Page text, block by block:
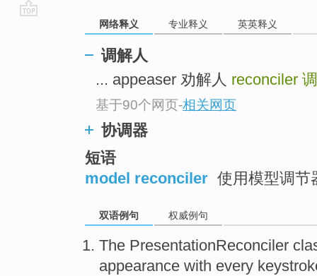
网络释义 专业释义 英英释义
调解人
... appeaser 劝解人 reconciler
基于90个网页-相关网页
协调器
短语
model reconciler 使用模型调节
双语例句 权威例句
The PresentationReconciler
appearance with every